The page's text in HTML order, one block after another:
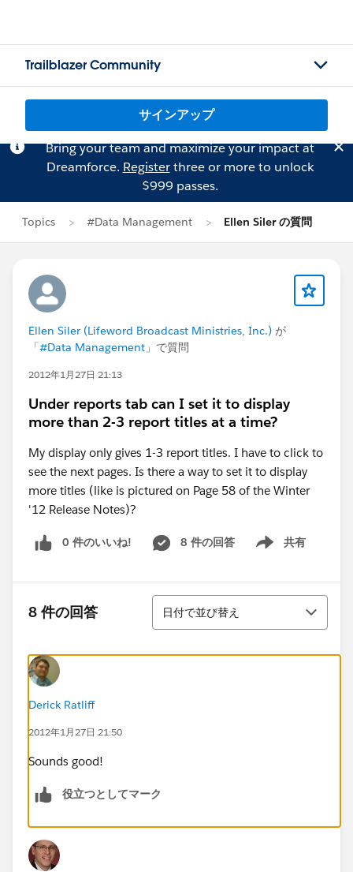
Trailblazer Community
サインアップ
Bring your team and maximize your impact at
Dreamforce. Registerthree or more to unlock
$999 passes.
Topics #Data Management Ellen Siler の質問
Ellen Siler (Lifeword Broadcast Ministries, Inc.) が
「#Data Management 」で質問
2012年1月27日 21:13
Under reports tab can I set it to display
more than 2-3 report titles at a time?
My display only gives 1-3 report titles. I have to click to
see the next pages. Is there a way to set it to display
more titles (like is pictured on Page 58 of the Winter
'12 Release Notes)?
0 件のいいね! 8 件の回答 共有
Show menu
8 件の回答
並び替え
日付で並び替え
Derick Ratliff
2012年1月27日 21:50
Sounds good!
役立つとしてマーク